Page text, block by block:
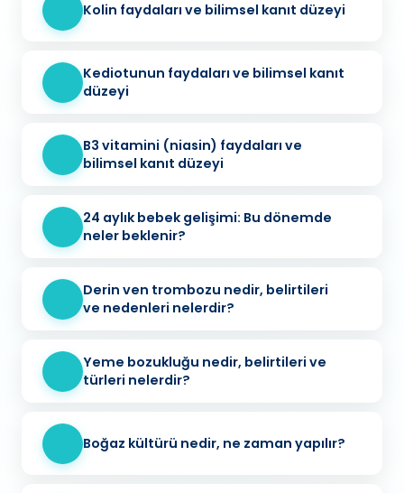
Kolin faydaları ve bilimsel kanıt düzeyi
Kediotunun faydaları ve bilimsel kanıt
düzeyi
B3 vitamini (niasin) faydaları ve
bilimsel kanıt düzeyi
24 aylık bebek gelişimi: Bu dönemde
neler beklenir?
Derin ven trombozu nedir, belirtileri
ve nedenleri nelerdir?
Yeme bozukluğu nedir, belirtileri ve
türleri nelerdir?
Boğaz kültürü nedir, ne zaman yapılır?